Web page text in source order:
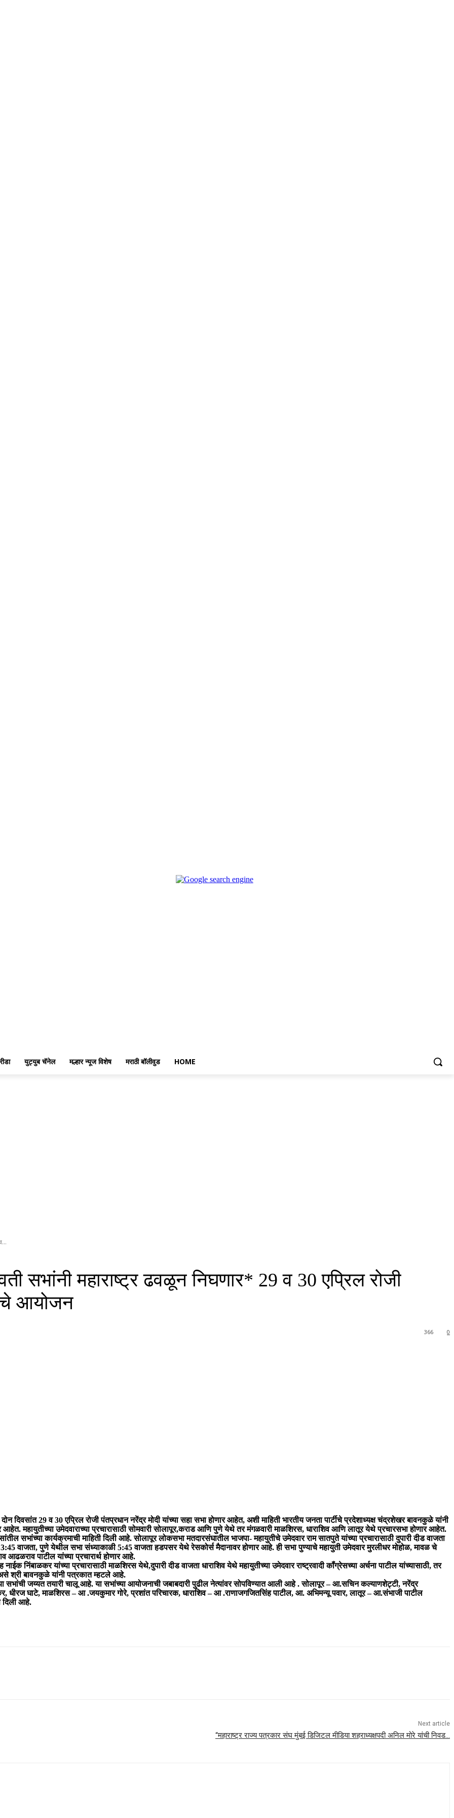
युट्युब चॅनेल मल्हार न्यूज विशेष मराठी बॉलीवुड HOME
सभांनी महाराष्ट्र ढवळून निघणार* 29 व 30 एप्रिल रोजी
आयोजन
0
366
दोन दिवसांत 29 व 30 एप्रिल रोजी पंतप्रधान नरेंद्र मोदी यांच्या सहा सभा होणार आहेत, अशी माहिती भारतीय जनता पार्टीचे प्रदेशाध्यक्ष चंद्रशेखर बावनकुळे यांनी
आहेत. महायुतीच्या उमेदवाराच्या प्रचारासाठी सोमवारी सोलापूर,कराड आणि पुणे येथे तर मंगळवारी माळशिरस, धाराशिव आणि लातूर येथे प्रचारसभा होणार आहेत.
सभांच्या कार्यक्रमाची माहिती दिली आहे. सोलापूर लोकसभा मतदारसंघातील भाजपा- महायुतीचे उमेदवार राम सातपुते यांच्या प्रचारासाठी दुपारी दीड वाजता
वाजता, पुणे येथील सभा संध्याकाळी 5:45 वाजता हडपसर येथे रेसकोर्स मैदानावर होणार आहे. ही सभा पुण्याचे महायुती उमेदवार मुरलीधर मोहोळ, मावळ चे
आढळराव पाटील यांच्या प्रचारार्थ होणार आहे.
निंबाळकर यांच्या प्रचारासाठी माळशिरस येथे,दुपारी दीड वाजता धाराशिव येथे महायुतीच्या उमेदवार राष्ट्रवादी कॉंग्रेसच्या अर्चना पाटील यांच्यासाठी, तर
असे श्री बावनकुळे यांनी पत्रकात म्हटले आहे.
सभांची जय्यत तयारी चालू आहे. या सभांच्या आयोजनाची जबाबदारी पुढील नेत्यांवर सोपविण्यात आली आहे . सोलापूर – आ.सचिन कल्याणशेट्टी, नरेंद्र
घाटे, माळशिरस – आ .जयकुमार गोरे, प्रशांत परिचारक, धाराशिव – आ .राणाजगजितसिंह पाटील, आ. अभिमन्यू पवार, लातूर – आ.संभाजी पाटील
दिली आहे.
Next article
“महाराष्ट्र राज्य पत्रकार संघ मुंबई डिजिटल मीडिया शहराध्यक्षपदी अनिल मोरे यांची निवड…